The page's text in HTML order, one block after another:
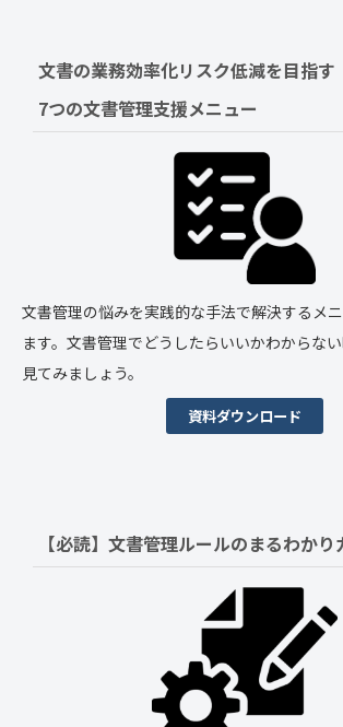
文書の業務効率化リスク低減を目指す
7つの文書管理支援メニュー
文書管理の悩みを実践的な手法で解決するメ
ます。文書管理でどうしたらいいかわからな
見てみましょう。
資料ダウンロード
【必読】文書管理ルールのまるわかり